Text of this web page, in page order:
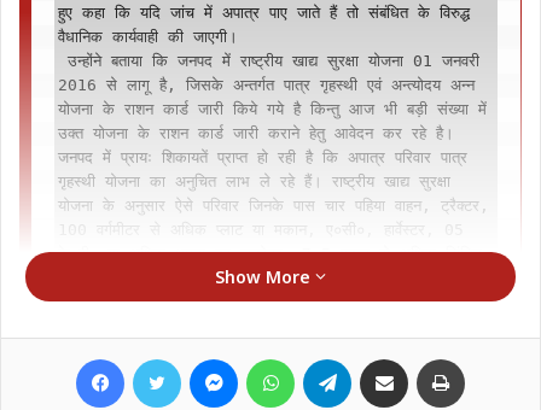
हुए कहा कि यदि जांच में अपात्र पाए जाते हैं तो संबंधित के विरुद्ध
वैधानिक कार्यवाही की जाएगी।
2016 से लागू है, जिसके अन्तर्गत पात्र गृहस्थी एवं अन्त्योदय अन्न
योजना के राशन कार्ड जारी किये गये है किन्तु आज भी बड़ी संख्या में
उक्त योजना के राशन कार्ड जारी कराने हेतु आवेदन कर रहे है।
जनपद में प्रायः शिकायतें प्राप्त हो रही है कि अपात्र परिवार पात्र
गृहस्थी योजना का अनुचित लाभ ले रहे हैं। राष्ट्रीय खाद्य सुरक्षा
योजना के अनुसार ऐसे परिवार जिनके पास चार पहिया वाहन, ट्रैक्टर,
के०वी० या अधिक क्षमता का जनरेटर, 7.5 एकड़ से अधिक सिंचित
भूमि के स्वामी एक से अधिक शस्त्र लाइसेंसी, आयकर दाता, ग्रामीण
क्षेत्र में पूरे परिवार के लोगों की आय मिलाकर 02 लाख प्रतिवर्ष,
आवासीय प्लाट या उस पर स्वनिर्मित मकान अथवा 100 वर्गमीटर से
अधिक कार्पेट एरिया का आवासी फ्लेट, 80 वर्गमीटर या उससे अधिक
Show More
Facebook Twitter MessengerWhatsAppTelegram Share via Email